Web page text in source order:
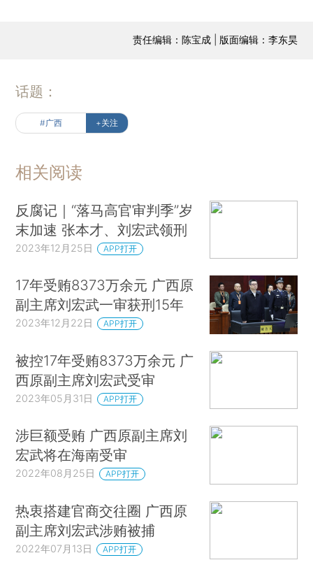
责任编辑：陈宝成 | 版面编辑：李东昊
话题：
#广西 +关注
相关阅读
反腐记｜“落马高官审判季”岁
末加速 张本才、刘宏武领刑
2023年12月25日 APP打开
17年受贿8373万余元 广西原
副主席刘宏武一审获刑15年
2023年12月22日 APP打开
被控17年受贿8373万余元 广
西原副主席刘宏武受审
2023年05月31日 APP打开
涉巨额受贿 广西原副主席刘
宏武将在海南受审
2022年08月25日 APP打开
热衷搭建官商交往圈 广西原
副主席刘宏武涉贿被捕
2022年07月13日 APP打开